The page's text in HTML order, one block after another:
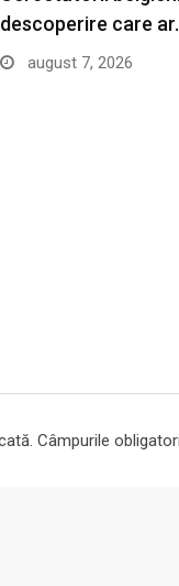
descoperire care
august 7, 2026
Câmpurile